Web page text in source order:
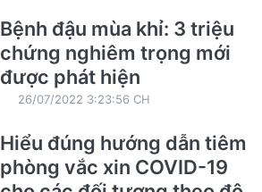
Bệnh đậu mùa khỉ: 3 triệu
chứng nghiêm trọng mới
được phát hiện
26/07/2022 3:23:56 CH
Hiểu đúng hướng dẫn tiêm
phòng vắc xin COVID-19